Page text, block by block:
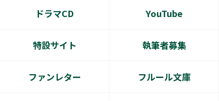
ドラマCD YouTube
特設サイト 執筆者募集
ファンレター フルール文庫